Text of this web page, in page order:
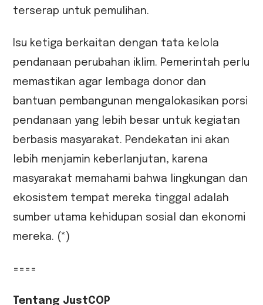
terserap untuk pemulihan.
Isu ketiga berkaitan dengan tata kelola
pendanaan perubahan iklim. Pemerintah perlu
memastikan agar lembaga donor dan
bantuan pembangunan mengalokasikan porsi
pendanaan yang lebih besar untuk kegiatan
berbasis masyarakat. Pendekatan ini akan
lebih menjamin keberlanjutan, karena
masyarakat memahami bahwa lingkungan dan
ekosistem tempat mereka tinggal adalah
sumber utama kehidupan sosial dan ekonomi
mereka. (*)
====
Tentang JustCOP